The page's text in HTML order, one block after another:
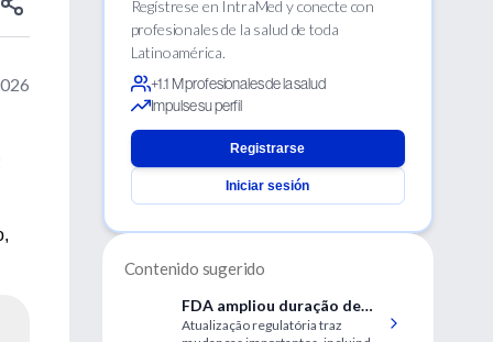
Regístrese en IntraMed y conecte con
profesionales de la salud de toda
Latinoamérica.
+1.1 M profesionales de la salud
Impulse su perfil
Registrarse
Iniciar sesión
Contenido sugerido
FDA ampliou duração de
uso do implante de
Atualização regulatória traz